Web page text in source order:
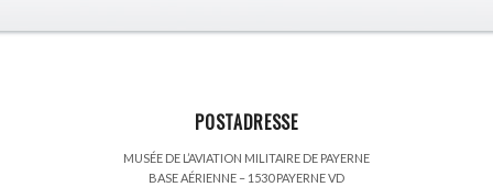
POSTADRESSE
MUSÉE DE L’AVIATION MILITAIRE DE PAYERNE
BASE AÉRIENNE – 1530 PAYERNE VD